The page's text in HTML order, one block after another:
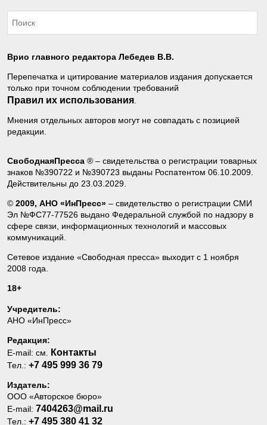
Врио главного редактора Лебедев В.В.
Перепечатка и цитирование материалов издания допускается
только при точном соблюдении требований
Правил их использования
Мнения отдельных авторов могут не совпадать с позицией
редакции.
СвободнаяПресса ® – свидетельства о регистрации товарных
знаков №390722 и №390723 выданы Роспатентом 06.10.2009.
Действительны до 23.03.2029.
© 2009, АНО «ИнПресс» – свидетельство о регистрации СМИ
Эл №ФС77-77526 выдано Федеральной службой по надзору в
сфере связи, информационных технологий и массовых
коммуникаций.
Сетевое издание «Свободная пресса» выходит с 1 ноября
2008 года.
18+
Учредитель:
АНО «ИнПресс»
Редакция:
E-mail: см.
Контакты
Тел.: +7 495 999 36 79
Издатель:
ООО «Авторское бюро»
E-mail: 7404263@mail.ru
Тел.: +7 495 380 41 32